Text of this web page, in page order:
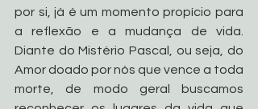
por si, já é um momento propício para
a reflexão e a mudança de vida.
Diante do Mistério Pascal, ou seja, do
Amor doado por nós que vence a toda
morte, de modo geral buscamos